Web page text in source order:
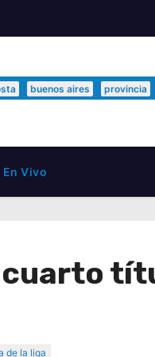
buenos aires provincia
Vivo
de la liga